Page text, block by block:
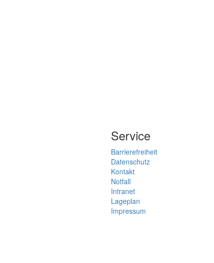
Service
Barrierefreiheit
Datenschutz
Kontakt
Notfall
Intranet
Lageplan
Impressum